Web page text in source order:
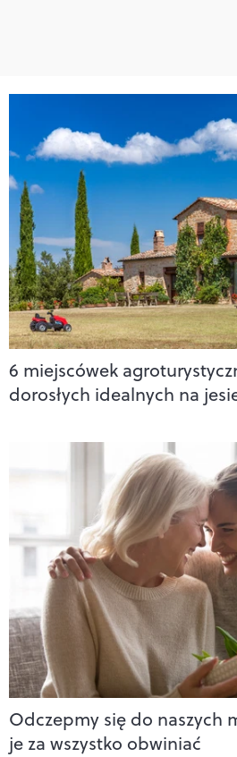
6 miejscówek
dorosłych idealnych na
Odczepmy się do naszych
je za wszystko obwiniać